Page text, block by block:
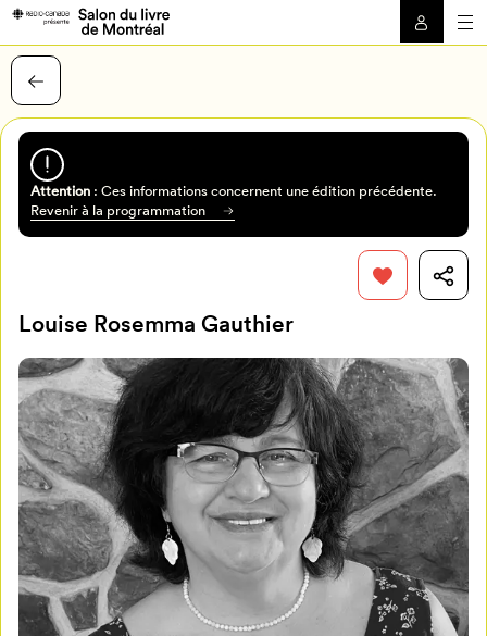
Attention: Ces informations concernent une édition précédente.
Revenir à la programmation
Louise Rosemma Gauthier